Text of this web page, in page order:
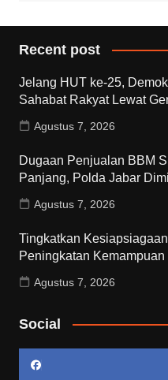
Recent post
Jelang HUT ke-25,
Sahabat Rakyat Lewat
Agustus 7, 2026
Dugaan Penjualan BBM
Panjang, Polda Jabar
Agustus 7, 2026
Tingkatkan
Peningkatan
Agustus 7, 2026
Social